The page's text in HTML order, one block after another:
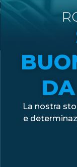
La nostra
e